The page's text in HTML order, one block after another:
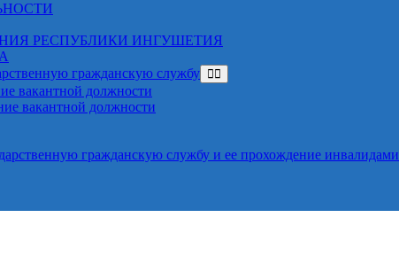
РЕСПУБЛИКИ ИНГУШЕТИЯ
гражданскую службу
вакантной должности
вакантной должности
гражданскую службу и ее прохождение инвалидами